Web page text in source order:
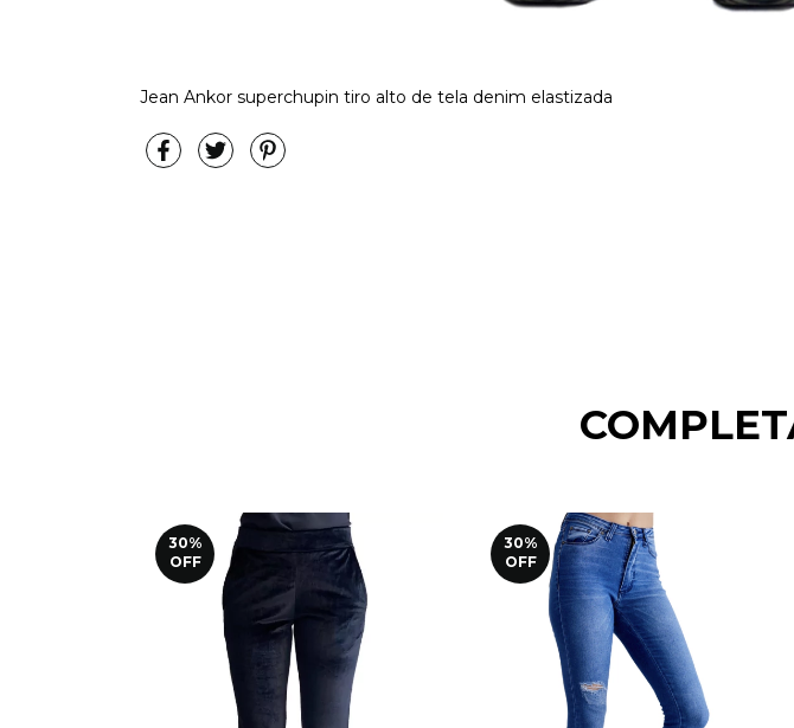
Jean Ankor superchupin tiro alto de tela denim elastizada
30%
OFF
30%
OFF